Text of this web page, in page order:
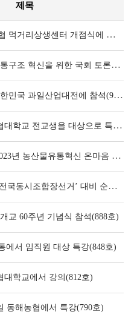
제목
원철희 이사장, 정산농협 먹거리상생센터 개점식에 참석(1046호)
원철희 이사장, 농협 유통구조 혁신을 위한 국회 토론회 좌장 맡아(1010호)
원철희 이사장, 2023 대한민국 과일산업대전에 참석(965호)
원철희 이사장, 3일 농협대학교 전교생을 대상으로 특강(938호)
원철희 이사장, 13일 ‘2023년 농산물유통혁신 온마음 결의대회’에서 특강(923호)
원철희 이사장, ‘제3회 전국동시조합장선거’ 대비 순회 컨설팅 교육에서 특강(892호)
교 60주년 기념식 참석(888호)
에서 임직원 대상 특강(848호)
대학교에서 강의(812호)
동해농협에서 특강(790호)